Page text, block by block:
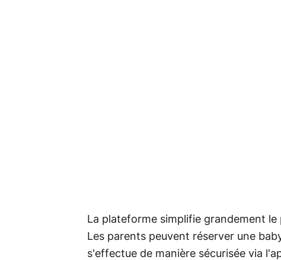
La plateforme simplifie grandement
Les parents peuvent réserver une
s'effectue de manière sécurisée via